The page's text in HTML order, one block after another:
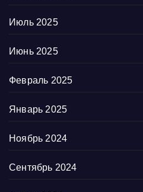
Июль 2025
Июнь 2025
Февраль 2025
Январь 2025
Ноябрь 2024
Сентябрь 2024